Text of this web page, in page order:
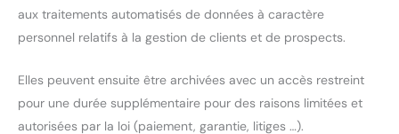
aux traitements automatisés de données à caractère
personnel relatifs à la gestion de clients et de prospects.
Elles peuvent ensuite être archivées avec un accès restreint
pour une durée supplémentaire pour des raisons limitées et
autorisées par la loi (paiement, garantie, litiges …).